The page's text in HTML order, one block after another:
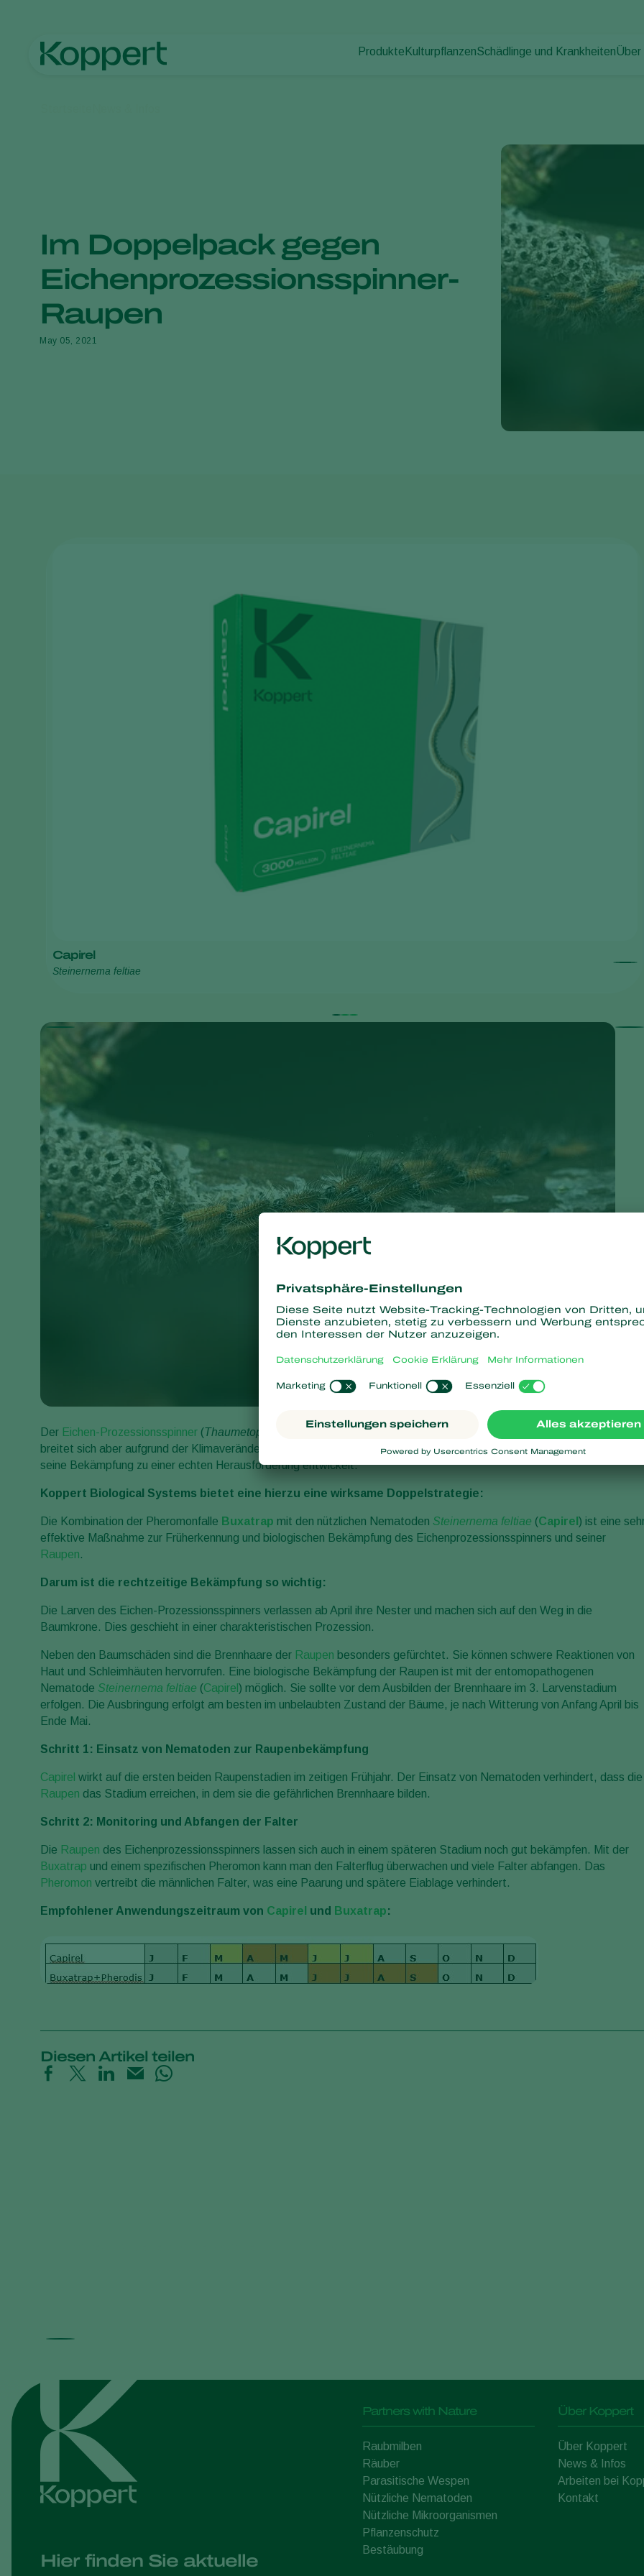
Produkte Kulturpflanzen
Landwirtschaftliche Kulturpflanzen
Schädlinge und Krankheiten
Im Doppelpack gegen
Eichenprozessionsspinner-
Raupen
May 05, 2021
Capirel
Steinernema feltiae
Der Eichen-Prozessionsspinner (Thaumetopoea processionea ) stammt aus warm-trockenen Regionen Südeuropas,
breitet sich aber aufgrund der Klimaveränderungen immer stärker in Deutschland aus. In den vergangenen Jahren hat
seine Bekämpfung zu einer echten Herausforderung entwickelt.
Koppert Biological Systems bietet eine hierzu eine wirksame Doppelstrategie:
Die Kombination der Pheromonfalle Buxatrap mit den nützlichen Nematoden Steinernema feltiae (Capirel ) ist eine
effektive Maßnahme zur Früherkennung und biologischen Bekämpfung des Eichenprozessionsspinners und seiner
Raupen.
Darum ist die rechtzeitige Bekämpfung so wichtig:
Die Larven des Eichen-Prozessionsspinners verlassen ab April ihre Nester und machen sich auf den Weg in die
Baumkrone. Dies geschieht in einer charakteristischen Prozession.
Neben den Baumschäden sind die Brennhaare der Raupen besonders gefürchtet. Sie können schwere Reaktionen von
Haut und Schleimhäuten hervorrufen. Eine biologische Bekämpfung der Raupen ist mit der entomopathogenen
Nematode Steinernema feltiae (Capirel ) möglich. Sie sollte vor dem Ausbilden der Brennhaare im 3. Larvenstadium
erfolgen. Die Ausbringung erfolgt am besten im unbelaubten Zustand der Bäume, je nach Witterung von Anfang April bis
Ende Mai.
Schritt 1: Einsatz von Nematoden zur Raupenbekämpfung
Capirel wirkt auf die ersten beiden Raupenstadien im zeitigen Frühjahr. Der Einsatz von Nematoden verhindert, dass die
Raupen das Stadium erreichen, in dem sie die gefährlichen Brennhaare bilden.
Schritt 2: Monitoring und Abfangen der Falter
Die Raupen des Eichenprozessionsspinners lassen sich auch in einem späteren Stadium noch gut bekämpfen. Mit der
Buxatrap und einem spezifischen Pheromon kann man den Falterflug überwachen und viele Falter abfangen. Das
Pheromon vertreibt die männlichen Falter, was eine Paarung und spätere Eiablage verhindert.
Empfohlener Anwendungszeitraum von Capirel und Buxatrap:
Diesen Artikel teilen
Hier finden Sie aktuelle
Partners with Nature
Raubmilben
Räuber
Parasitische Wespen
Nützliche Nematoden
Nützliche Mikroorganismen
Pflanzenschutz
Bestäubung
Über Koppert
Über Koppert
News & Infos
Arbeiten bei
Kontakt